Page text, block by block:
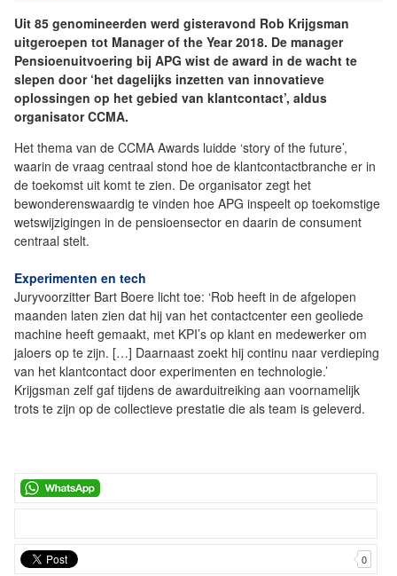
Uit 85 genomineerden werd gisteravond Rob Krijgsman
uitgeroepen tot Manager of the Year 2018. De manager
Pensioenuitvoering bij APG wist de award in de wacht te
slepen door ‘het dagelijks inzetten van innovatieve
oplossingen op het gebied van klantcontact’, aldus
organisator CCMA.
Het thema van de CCMA Awards luidde ‘story of the future’,
waarin de vraag centraal stond hoe de klantcontactbranche er in
de toekomst uit komt te zien. De organisator zegt het
bewonderenswaardig te vinden hoe APG inspeelt op toekomstige
wetswijzigingen in de pensioensector en daarin de consument
centraal stelt.
Experimenten en tech
Juryvoorzitter Bart Boere licht toe: ‘Rob heeft in de afgelopen
maanden laten zien dat hij van het contactcenter een geoliede
machine heeft gemaakt, met KPI’s op klant en medewerker om
jaloers op te zijn. […] Daarnaast zoekt hij continu naar verdieping
van het klantcontact door experimenten en technologie.’
Krijgsman zelf gaf tijdens de awarduitreiking aan voornamelijk
trots te zijn op de collectieve prestatie die als team is geleverd.
0